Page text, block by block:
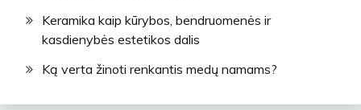
Keramika kaip kūrybos, bendruomenės ir
kasdienybės estetikos dalis
Ką verta žinoti renkantis medų namams?